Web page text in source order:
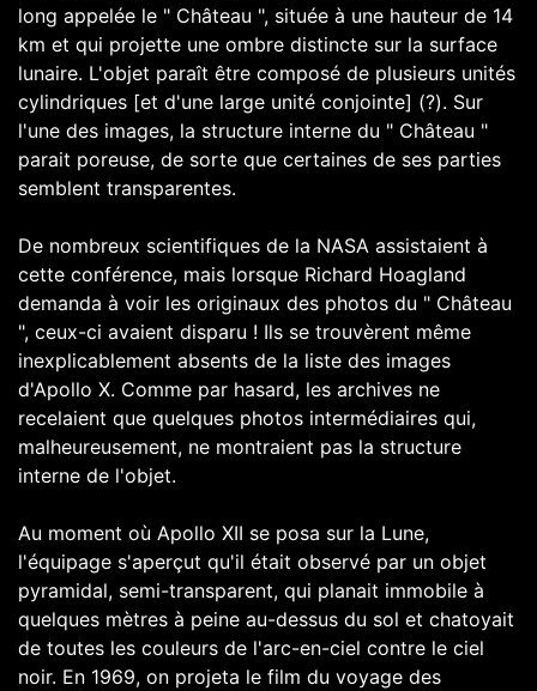
long appelée le " Château ", située à une hauteur de 14
km et qui projette une ombre distincte sur la surface
lunaire. L'objet paraît être composé de plusieurs unités
cylindriques [et d'une large unité conjointe] (?). Sur
l'une des images, la structure interne du " Château "
parait poreuse, de sorte que certaines de ses parties
semblent transparentes.
De nombreux scientifiques de la NASA assistaient à
cette conférence, mais lorsque Richard Hoagland
demanda à voir les originaux des photos du " Château
", ceux-ci avaient disparu ! Ils se trouvèrent même
inexplicablement absents de la liste des images
d'Apollo X. Comme par hasard, les archives ne
recelaient que quelques photos intermédiaires qui,
malheureusement, ne montraient pas la structure
interne de l'objet.
Au moment où Apollo XII se posa sur la Lune,
l'équipage s'aperçut qu'il était observé par un objet
pyramidal, semi-transparent, qui planait immobile à
quelques mètres à peine au-dessus du sol et chatoyait
de toutes les couleurs de l'arc-en-ciel contre le ciel
noir. En 1969, on projeta le film du voyage des